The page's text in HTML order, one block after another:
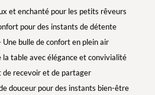
et enchanté pour les petits rêveurs
pour des instants de détente
bulle de confort en plein air
la table avec élégance et convivialité
de recevoir et de partager
douceur pour des instants bien-être